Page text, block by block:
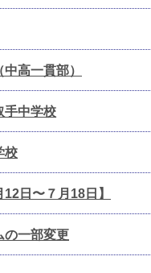
高一貫部）
手中学校
校
日〜７月18日】
一部変更